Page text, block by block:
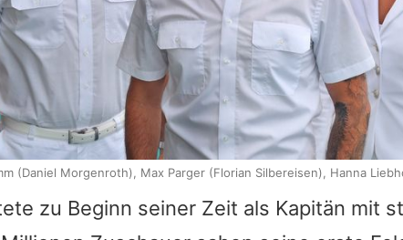
zu Beginn seiner Zeit als Kapitän mit
(Daniel Morgenroth), Max Parger (Florian Silbereisen), Hanna